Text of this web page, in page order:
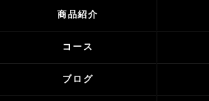
商品紹介
コース
ブログ